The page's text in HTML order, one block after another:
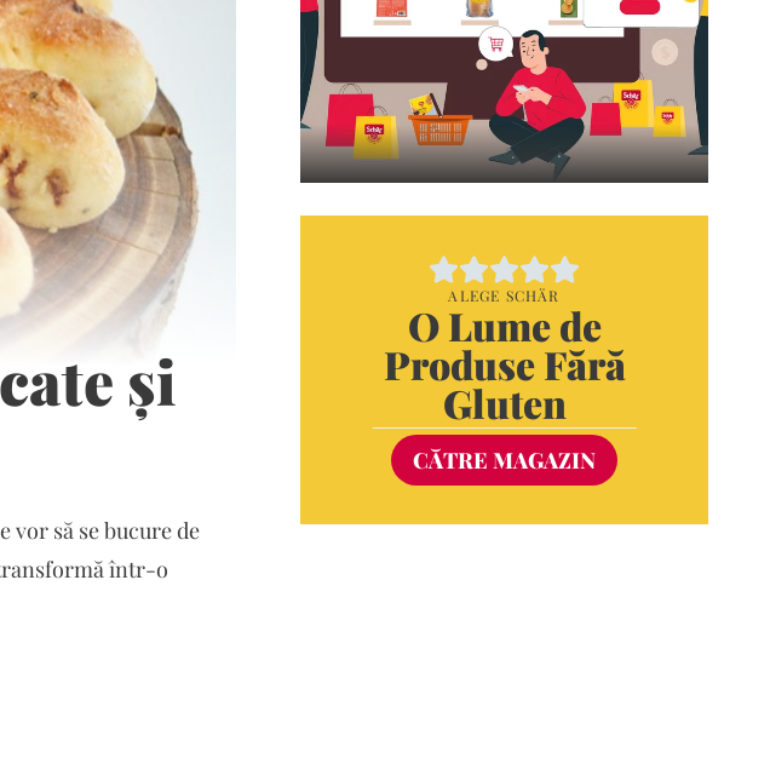
și
vor să se bucure de
într-o
ALEGE SCHÄR
O Lume de
Produse Fără
Gluten
CĂTRE MAGAZIN